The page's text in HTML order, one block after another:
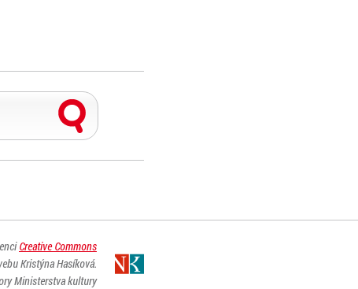
Creative Commons
Kristýna Hasíková.
Ministerstva kultury